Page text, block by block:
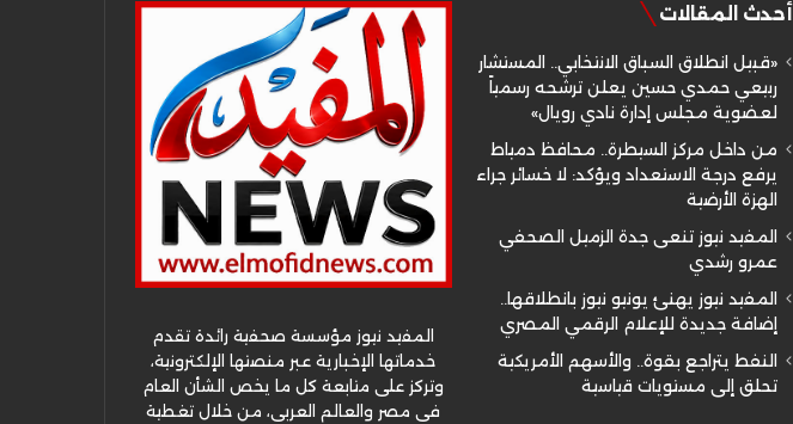
أحدث المقالات
«قبيل انطلاق السباق الانتخابي.. المستشار
ربيعي حمدي حسين يعلن ترشحه رسمياً
لعضوية مجلس إدارة نادي رويال»
من داخل مركز السيطرة.. محافظ دمياط
يرفع درجة الاستعداد ويؤكد: لا خسائر جراء
الهزة الأرضية
المفيد نيوز تنعى جدة الزميل الصحفي
عمرو رشدي
المفيد نيوز يهنئ يونيو نيوز بانطلاقها..
إضافة جديدة للإعلام الرقمي المصري
النفط يتراجع بقوة.. والأسهم الأمريكية
تحلق إلى مستويات قياسية
المفيد نيوز مؤسسة صحفية رائدة تقدم
خدماتها الإخبارية عبر منصتها الإلكترونية،
وتركز على متابعة كل ما يخص الشأن العام
في مصر والعالم العربي، من خلال تغطية